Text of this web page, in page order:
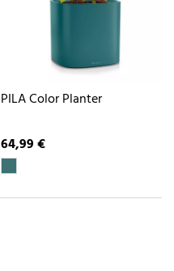
PILA Color Planter
64,99 €